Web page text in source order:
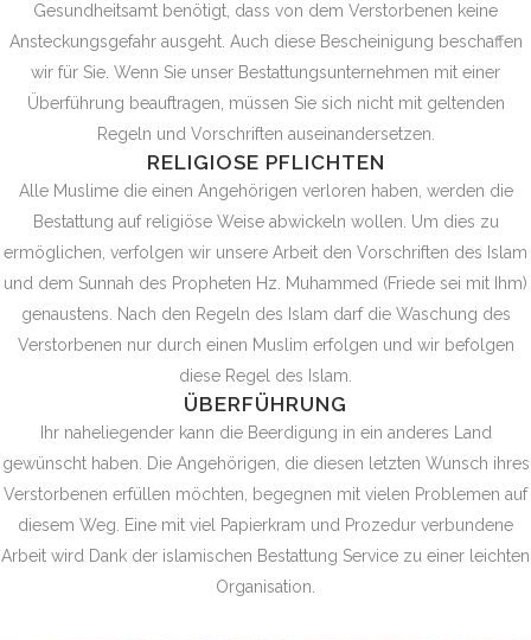
Gesundheitsamt benötigt, dass von dem Verstorbenen keine
Ansteckungsgefahr ausgeht. Auch diese Bescheinigung beschaffen
wir für Sie. Wenn Sie unser Bestattungsunternehmen mit einer
Überführung beauftragen, müssen Sie sich nicht mit geltenden
Regeln und Vorschriften auseinandersetzen.
RELIGIOSE PFLICHTEN
Alle Muslime die einen Angehörigen verloren haben, werden die
Bestattung auf religiöse Weise abwickeln wollen. Um dies zu
ermöglichen, verfolgen wir unsere Arbeit den Vorschriften des Islam
und dem Sunnah des Propheten Hz. Muhammed (Friede sei mit Ihm)
genaustens. Nach den Regeln des Islam darf die Waschung des
Verstorbenen nur durch einen Muslim erfolgen und wir befolgen
diese Regel des Islam.
ÜBERFÜHRUNG
Ihr naheliegender kann die Beerdigung in ein anderes Land
gewünscht haben. Die Angehörigen, die diesen letzten Wunsch ihres
Verstorbenen erfüllen möchten, begegnen mit vielen Problemen auf
diesem Weg. Eine mit viel Papierkram und Prozedur verbundene
Arbeit wird Dank der islamischen Bestattung Service zu einer leichten
Organisation.